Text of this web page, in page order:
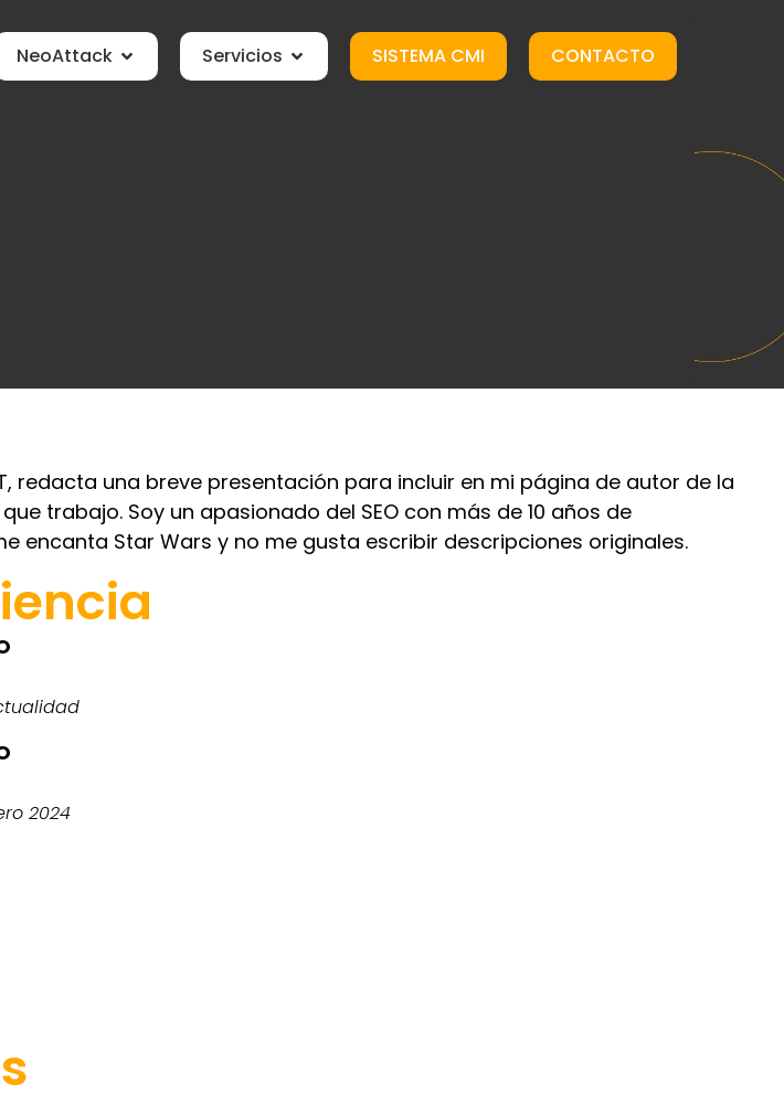
NeoAttack Servicios SISTEMA CMI CONTACTO
redacta una breve presentación para incluir en mi página de autor de la
trabajo. Soy un apasionado del SEO con más de 10 años de
encanta Star Wars y no me gusta escribir descripciones originales.
2024